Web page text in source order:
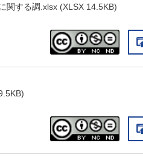
関する調.xlsx (XLSX 14.5KB)